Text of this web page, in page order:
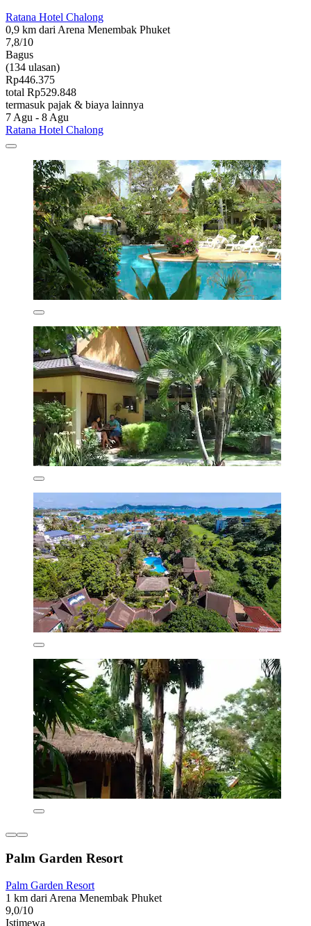
Ratana Hotel Chalong
0,9 km dari Arena Menembak Phuket
7,8/10
Bagus
(134 ulasan)
Rp446.375
total Rp529.848
termasuk pajak & biaya lainnya
7 Agu - 8 Agu
Ratana Hotel Chalong
Palm Garden Resort
Palm Garden Resort
1 km dari Arena Menembak Phuket
9,0/10
Istimewa